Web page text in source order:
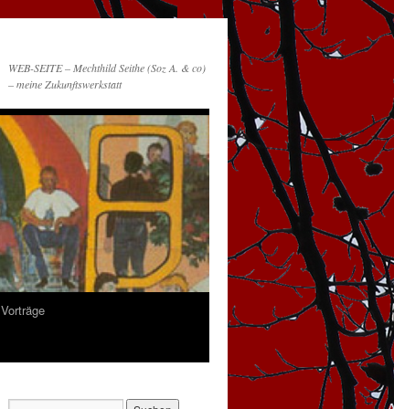
WEB-SEITE – Mechthild Seithe (Soz A. & co)
– meine Zukunftswerkstatt
Vorträge